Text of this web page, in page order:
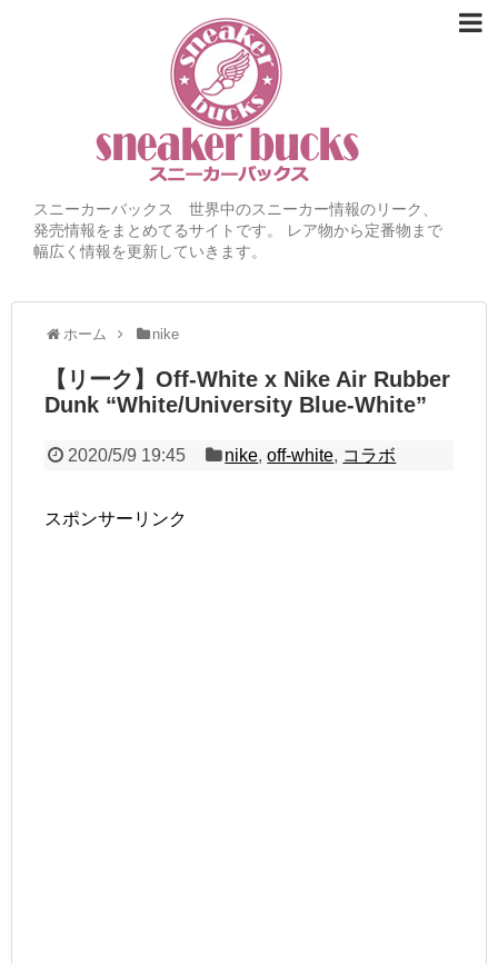
スニーカーバックス 世界中のスニーカー情報のリーク、
発売情報をまとめてるサイトです。 レア物から定番物まで
幅広く情報を更新していきます。
ホーム nike
【リーク】Off-White x Nike Air Rubber
Dunk “White/University Blue-White”
2020/5/9 19:45 nike,off-white, コラボ
スポンサーリンク